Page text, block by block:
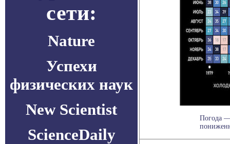
сети:
Nature
Успехи
физических наук
New Scientist
ScienceDaily
Погода —